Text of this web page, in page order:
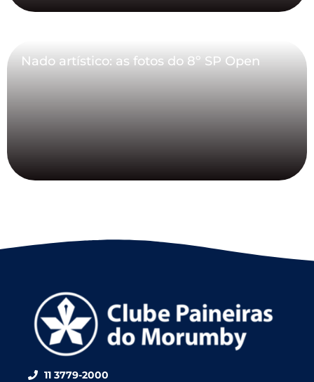
Nado artístico: as fotos do 8º SP Open
11 3779-2000